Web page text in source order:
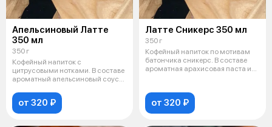
Апельсиновый Латте
350 мл
350 г
Кофейный напиток с
цитрусовыми нотками. В составе
ароматный апельсиновый соус
от 320 ₽
Латте Сникерс 350 мл
350 г
Кофейный напиток по мотивам
батончика сникерс. В составе
ароматная арахисовая паста и
от 320 ₽